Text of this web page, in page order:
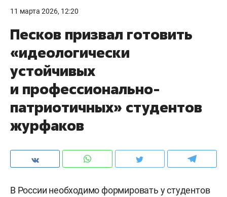
11 марта 2026, 12:20
Песков призвал готовить
«идеологически
устойчивых
и профессионально-
патриотичных» студентов
журфаков
В России необходимо формировать у студентов